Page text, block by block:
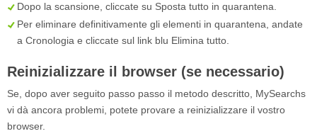
Dopo la scansione, cliccate su Sposta tutto in quarantena.
Per eliminare definitivamente gli elementi in quarantena, andate
a Cronologia e cliccate sul link blu Elimina tutto.
Reinizializzare il browser (se necessario)
Se, dopo aver seguito passo passo il metodo descritto, MySearchs
vi dà ancora problemi, potete provare a reinizializzare il vostro
browser.